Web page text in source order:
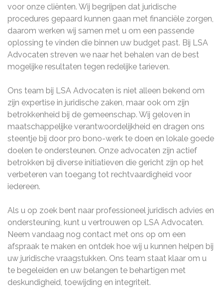
voor onze cliënten. Wij begrijpen dat juridische
procedures gepaard kunnen gaan met financiële zorgen,
daarom werken wij samen met u om een passende
oplossing te vinden die binnen uw budget past. Bij LSA
Advocaten streven we naar het behalen van de best
mogelijke resultaten tegen redelijke tarieven.
Ons team bij LSA Advocaten is niet alleen bekend om
zijn expertise in juridische zaken, maar ook om zijn
betrokkenheid bij de gemeenschap. Wij geloven in
maatschappelijke verantwoordelijkheid en dragen ons
steentje bij door pro bono-werk te doen en lokale goede
doelen te ondersteunen. Onze advocaten zijn actief
betrokken bij diverse initiatieven die gericht zijn op het
verbeteren van toegang tot rechtvaardigheid voor
iedereen.
Als u op zoek bent naar professioneel juridisch advies en
ondersteuning, kunt u vertrouwen op LSA Advocaten.
Neem vandaag nog contact met ons op om een
afspraak te maken en ontdek hoe wij u kunnen helpen bij
uw juridische vraagstukken. Ons team staat klaar om u
te begeleiden en uw belangen te behartigen met
deskundigheid, toewijding en integriteit.